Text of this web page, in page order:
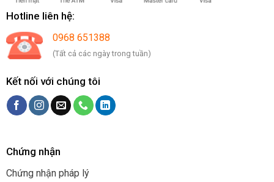
Hotline liên hệ:
0968 651388
(Tất cả các ngày trong tuần)
Kết nối với chúng tôi
Chứng nhận
Chứng nhận pháp lý